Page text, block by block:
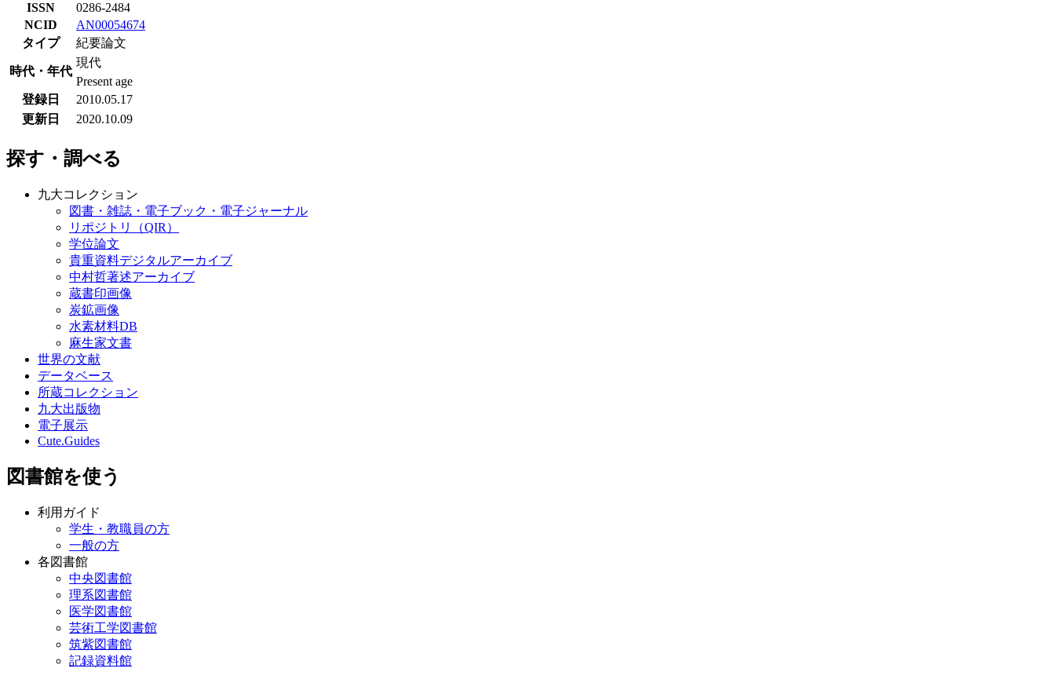
ISSN
0286-2484
NCID
AN00054674
タイプ
紀要論文
時代・年代
現代
Present age
登録日
2010.05.17
更新日
2020.10.09
探す・調べる
九大コレクション
図書・雑誌・電子ブック・電子ジャーナル
リポジトリ（QIR）
学位論文
貴重資料デジタルアーカイブ
中村哲著述アーカイブ
蔵書印画像
炭鉱画像
水素材料DB
麻生家文書
世界の文献
データベース
所蔵コレクション
九大出版物
電子展示
Cute.Guides
図書館を使う
利用ガイド
学生・教職員の方
一般の方
各図書館
中央図書館
理系図書館
医学図書館
芸術工学図書館
筑紫図書館
記録資料館